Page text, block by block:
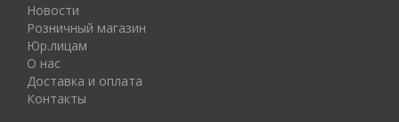
Новости
Розничный магазин
Юр.лицам
О нас
Доставка и оплата
Контакты